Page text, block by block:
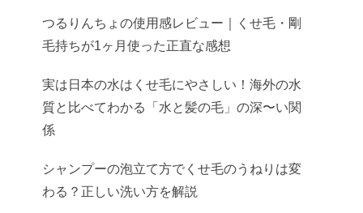
つるりんちょの使用感レビュー｜くせ毛・剛
毛持ちが1ヶ月使った正直な感想
実は日本の水はくせ毛にやさしい！海外の水
質と比べてわかる「水と髪の毛」の深〜い関
係
シャンプーの泡立て方でくせ毛のうねりは変
わる？正しい洗い方を解説